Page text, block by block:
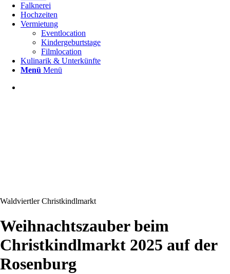
Falknerei
Hochzeiten
Vermietung
Eventlocation
Kindergeburtstage
Filmlocation
Kulinarik & Unterkünfte
Menü Menü
Waldviertler Christkindlmarkt
Weihnachtszauber beim
Christkindlmarkt 2025 auf der
Rosenburg